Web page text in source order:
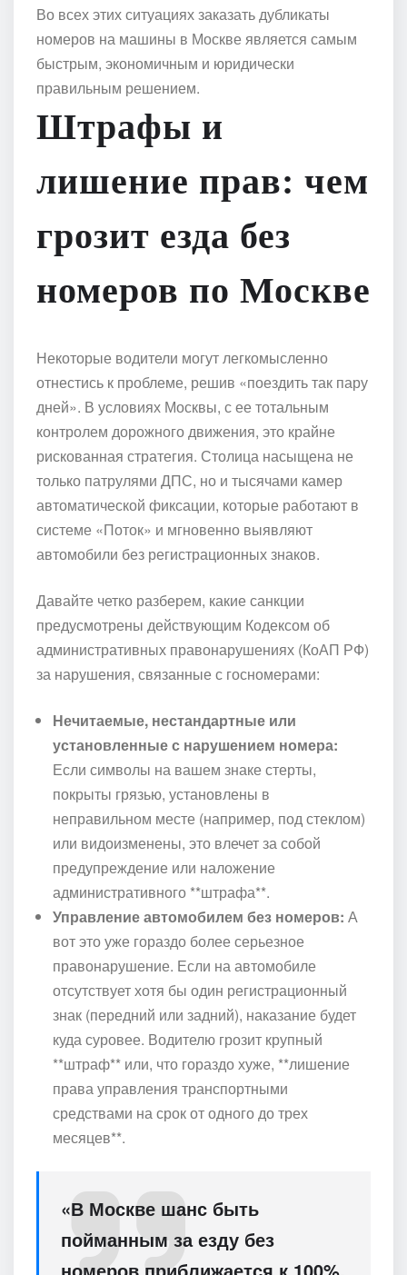
Во всех этих ситуациях заказать дубликаты
номеров на машины в Москве является самым
быстрым, экономичным и юридически
правильным решением.
Штрафы и
лишение прав: чем
грозит езда без
номеров по Москве
Некоторые водители могут легкомысленно
отнестись к проблеме, решив «поездить так пару
дней». В условиях Москвы, с ее тотальным
контролем дорожного движения, это крайне
рискованная стратегия. Столица насыщена не
только патрулями ДПС, но и тысячами камер
автоматической фиксации, которые работают в
системе «Поток» и мгновенно выявляют
автомобили без регистрационных знаков.
Давайте четко разберем, какие санкции
предусмотрены действующим Кодексом об
административных правонарушениях (КоАП РФ)
за нарушения, связанные с госномерами:
Нечитаемые, нестандартные или
установленные с нарушением номера:
Если символы на вашем знаке стерты,
покрыты грязью, установлены в
неправильном месте (например, под стеклом)
или видоизменены, это влечет за собой
предупреждение или наложение
административного **штрафа**.
Управление автомобилем без номеров: А
вот это уже гораздо более серьезное
правонарушение. Если на автомобиле
отсутствует хотя бы один регистрационный
знак (передний или задний), наказание будет
куда суровее. Водителю грозит крупный
**штраф** или, что гораздо хуже, **лишение
права управления транспортными
средствами на срок от одного до трех
месяцев**.
«В Москве шанс быть
пойманным за езду без